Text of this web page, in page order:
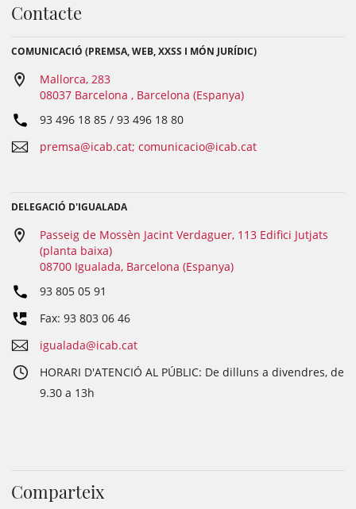
Contacte
COMUNICACIÓ (PREMSA, WEB, XXSS I MÓN JURÍDIC)
Mallorca, 283
08037 Barcelona , Barcelona (Espanya)
93 496 18 85 / 93 496 18 80
premsa@icab.cat; comunicacio@icab.cat
DELEGACIÓ D'IGUALADA
Passeig de Mossèn Jacint Verdaguer, 113 Edifici Jutjats
(planta baixa)
08700 Igualada, Barcelona (Espanya)
93 805 05 91
Fax: 93 803 06 46
igualada@icab.cat
HORARI D'ATENCIÓ AL PÚBLIC: De dilluns a divendres, de
9.30 a 13h
Comparteix